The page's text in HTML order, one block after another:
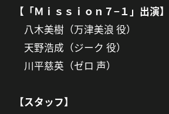
【「Ｍｉｓｓｉｏｎ７−１」出演】
八木美樹（万津美浪 役）
天野浩成（ジーク 役）
川平慈英（ゼロ 声）
【スタッフ】